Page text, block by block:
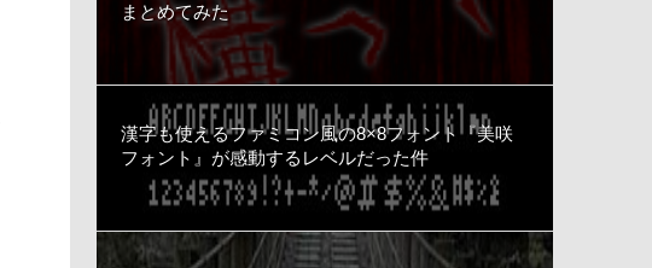
まとめてみた
漢字も使えるファミコン風の8×8フォント『美咲
フォント』が感動するレベルだった件